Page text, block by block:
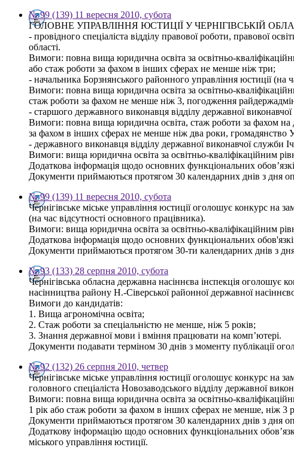
№ 99 (139) 11 вересня 2010, субота
ГОЛОВНЕ УПРАВЛІННЯ ЮСТИЦІЇ У ЧЕРНІГІВСЬКІЙ
- провідного спеціаліста відділу правової роботи, правової
області.
Вимоги: повна вища юридична освіта за освітньо-
або стаж роботи за фахом в інших сферах не менше ніж три;
- начальника Борзнянського районного управління юстиції (на
Вимоги: повна вища юридична освіта за освітньо-
стаж роботи за фахом не менше ніж 3, погодження
- старшого державного виконавця відділу державної
Вимоги: повна вища юридична освіта, стаж роботи за фахом на
за фахом в інших сферах не менше ніж два роки,
- державного виконавця відділу державної виконавчої служби
Вимоги: вища юридична освіта за освітньо-кваліфікаційним
Додаткова інформація щодо основних функціональних
Документи приймаються протягом 30 календарних днів з дня
№ 99 (139) 11 вересня 2010, субота
Чернігівське міське управління юстиції оголошує конкурс на
(на час відсутності основного працівника).
Вимоги: вища юридична освіта за освітньо-кваліфікаційним
Додаткова інформація щодо основних функціональних
Документи приймаються протягом 30-ти календарних днів з
№ 93 (133) 28 серпня 2010, субота
Чернігівська обласна державна насіннєва інспекція
насінництва району Н.-Сіверської районної державної
Вимоги до кандидатів:
1. Вища агрономічна освіта;
2. Стаж роботи за спеціальністю не менше, ніж 5 років;
3. Знання державної мови і вміння працювати на комп’ютері.
Документи подавати терміном 30 днів з моменту публікації
№ 92 (132) 26 серпня 2010, четвер
Чернігівське міське управління юстиції оголошує конкурс на
головного спеціаліста Новозаводського відділу державної
Вимоги: повна вища юридична освіта за освітньо-
1 рік або стаж роботи за фахом в інших сферах не менше, ніж
Документи приймаються протягом 30 календарних днів з дня
Додаткову інформацію щодо основних функціональних
міського управління юстиції.